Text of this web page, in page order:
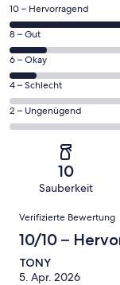
31
von
insgesamt
38
haben
eine
Bewertung
Hervorragend
10 – Hervorragend
4
von
insgesamt
38
haben
Bewertung
Gut
8 – Gut
3
von
insgesamt
38
Bewertung
Okay
6 – Okay
0
von
insgesamt
Gästebewertungen
von
Schlecht
4 – Schlecht
0
von
insgesamt
Gästebewertungen
haben
eine
von
2 – Ungenügend
10
Sauberkeit
Verifizierte Bewertung
10/10 –
TONY
5. Apr. 2026